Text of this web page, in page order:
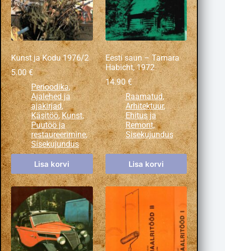
Kunst ja Kodu 1976/2
5.00€
Perioodika,
Ajalehed ja
ajakirjad,
Käsitöö,Kunst,
Puutöö ja
restaureerimine,
Sisekujundus
Lisa korvi
Eesti saun – Tamara
Habicht, 1972
14.90€
Raamatud,
Arhitektuur,
Ehitus ja
Remont,
Sisekujundus
Lisa korvi